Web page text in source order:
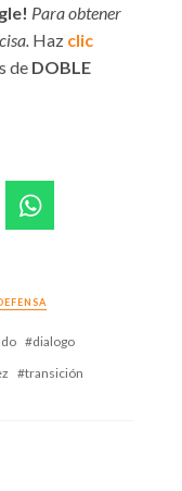
Para obtener
Haz clic
de DOBLE
dialogo
transición